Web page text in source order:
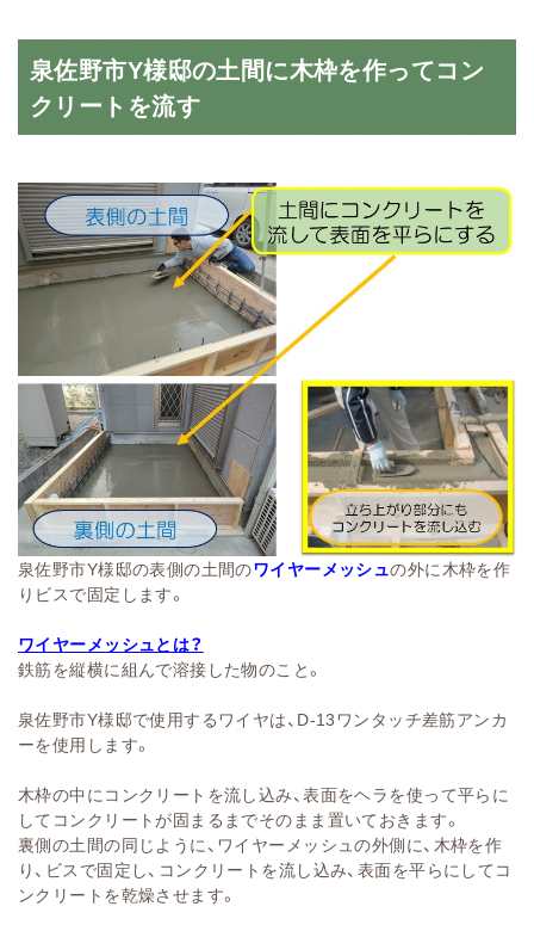
泉佐野市Y様邸の土間に木枠を作ってコン
クリートを流す
泉佐野市Y様邸の表側の土間のワイヤーメッシュの外に木枠を作
りビスで固定します。
ワイヤーメッシュとは？
鉄筋を縦横に組んで溶接した物のこと。
泉佐野市Y様邸で使用するワイヤは、D-13ワンタッチ差筋アンカ
ーを使用します。
木枠の中にコンクリートを流し込み、表面をヘラを使って平らに
してコンクリートが固まるまでそのまま置いておきます。
裏側の土間の同じように、ワイヤーメッシュの外側に、木枠を作
り、ビスで固定し、コンクリートを流し込み、表面を平らにしてコ
ンクリートを乾燥させます。